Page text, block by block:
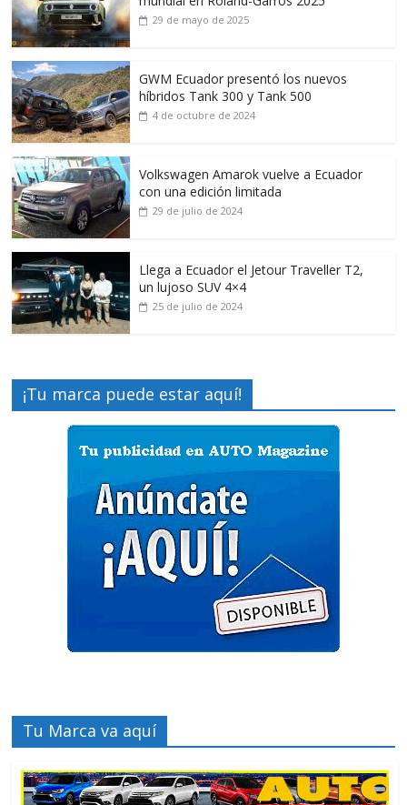
29 de mayo de 2025
GWM Ecuador presentó los nuevos
híbridos Tank 300 y Tank 500
4 de octubre de 2024
Volkswagen Amarok vuelve a Ecuador
con una edición limitada
29 de julio de 2024
Llega a Ecuador el Jetour Traveller T2,
un lujoso SUV 4×4
25 de julio de 2024
¡Tu marca puede estar aquí!
Tu Marca va aquí